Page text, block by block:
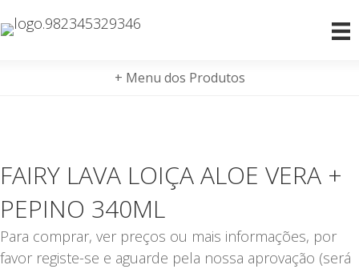
+ Menu dos Produtos
FAIRY LAVA LOIÇA ALOE VERA +
PEPINO 340ML
Para comprar, ver preços ou mais informações, por
favor registe-se e aguarde pela nossa aprovação (será